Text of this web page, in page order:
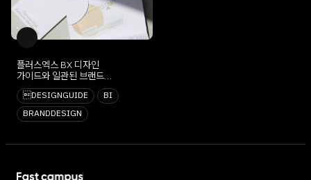
플러스엑스 BX 디자인
가이드와 일관된 브랜드
경험
DESIGNGUIDE
BI
BRANDDESIGN